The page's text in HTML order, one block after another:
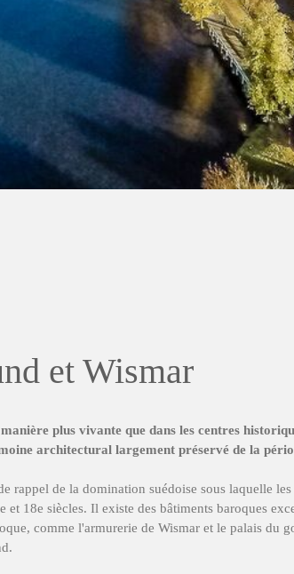
und Civitas
et Wismar
plus vivante que dans les centres
architectural largement préservé de la
rappel de la domination suédoise sous laquelle
et 18e siècles. Il existe des bâtiments baroques
comme l'armurerie de Wismar et le palais du